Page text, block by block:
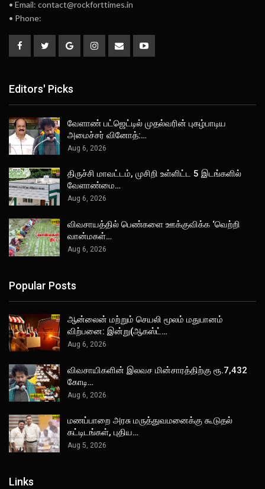
• Email: contact@rockforttimes.in
• Phone:
Editors' Picks
வேளாண் பட்ஜெட்டில் முதல்வரின் புகழ்பாடிய
அமைச்சர் வினோத்:…
Aug 6, 2026
திருச்சி மாவட்டம், முசிறி உள்ளிட்ட 5 இடங்களில்
வேளாண்மை…
Aug 6, 2026
விவசாயத்தில் பெண்களை ஊக்குவிக்க ‘வெற்றி
வான்மகள்…
Aug 6, 2026
Popular Posts
ஆன்லைன் மற்றும் செயலி மூலம் மதுபானம்
விற்பனை: இன்று(ஆகஸ்ட்…
Aug 6, 2026
விவசாயிகளின் இலவச மின்சாரத்திற்கு ரூ.7,432
கோடி…
Aug 6, 2026
மணப்பாறை அரசு மருத்துவமனைக்கு கூடுதல்
கட்டிடங்கள், புதிய…
Aug 5, 2026
Links